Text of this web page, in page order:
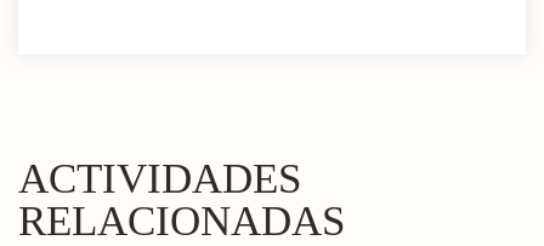
ACTIVIDADES
RELACIONADAS